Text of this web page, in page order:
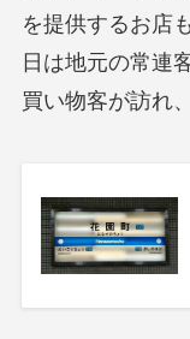
を提供するお店
日は地元の常連
買い物客が訪れ